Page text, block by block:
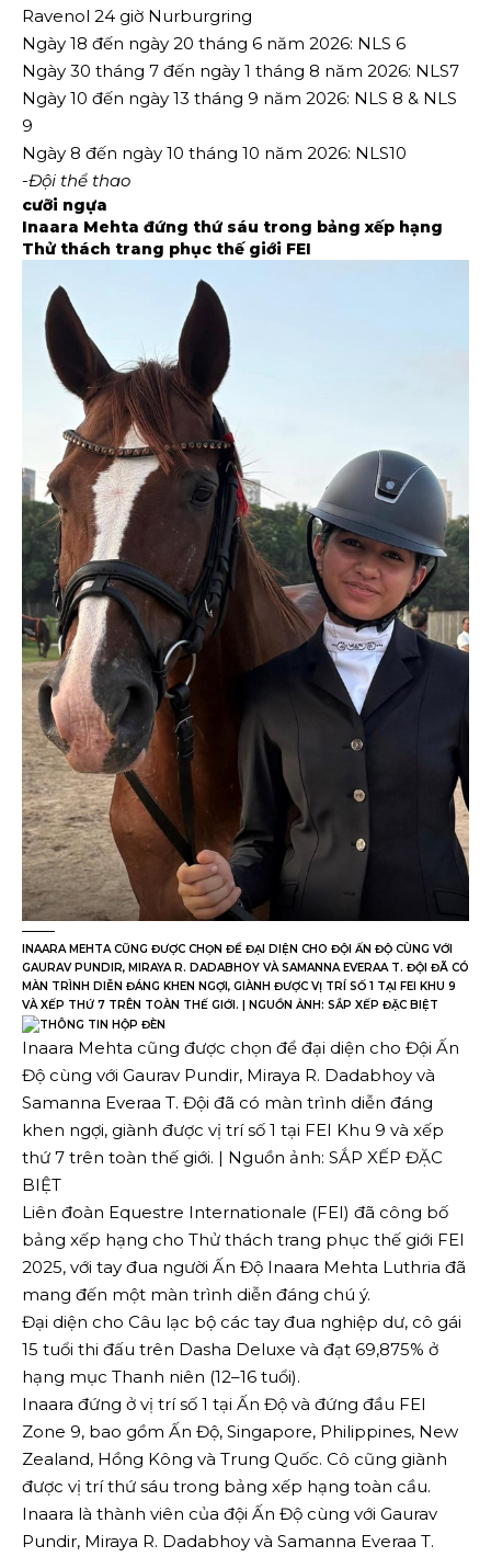
Ravenol 24 giờ Nurburgring
Ngày 18 đến ngày 20 tháng 6 năm 2026: NLS 6
Ngày 30 tháng 7 đến ngày 1 tháng 8 năm 2026: NLS7
Ngày 10 đến ngày 13 tháng 9 năm 2026: NLS 8 & NLS
9
Ngày 8 đến ngày 10 tháng 10 năm 2026: NLS10
-Đội thể thao
cưỡi ngựa
Inaara Mehta đứng thứ sáu trong bảng xếp hạng
Thử thách trang phục thế giới FEI
INAARA MEHTA CŨNG ĐƯỢC CHỌN ĐỂ ĐẠI DIỆN CHO ĐỘI ẤN ĐỘ CÙNG VỚI
GAURAV PUNDIR, MIRAYA R. DADABHOY VÀ SAMANNA EVERAA T. ĐỘI ĐÃ CÓ
MÀN TRÌNH DIỄN ĐÁNG KHEN NGỢI, GIÀNH ĐƯỢC VỊ TRÍ SỐ 1 TẠI FEI KHU 9
VÀ XẾP THỨ 7 TRÊN TOÀN THẾ GIỚI. | NGUỒN ẢNH: SẮP XẾP ĐẶC BIỆT
Inaara Mehta cũng được chọn để đại diện cho Đội Ấn
Độ cùng với Gaurav Pundir, Miraya R. Dadabhoy và
Samanna Everaa T. Đội đã có màn trình diễn đáng
khen ngợi, giành được vị trí số 1 tại FEI Khu 9 và xếp
thứ 7 trên toàn thế giới. | Nguồn ảnh: SẮP XẾP ĐẶC
BIỆT
Liên đoàn Equestre Internationale (FEI) đã công bố
bảng xếp hạng cho Thử thách trang phục thế giới FEI
2025, với tay đua người Ấn Độ Inaara Mehta Luthria đã
mang đến một màn trình diễn đáng chú ý.
Đại diện cho Câu lạc bộ các tay đua nghiệp dư, cô gái
15 tuổi thi đấu trên Dasha Deluxe và đạt 69,875% ở
hạng mục Thanh niên (12–16 tuổi).
Inaara đứng ở vị trí số 1 tại Ấn Độ và đứng đầu FEI
Zone 9, bao gồm Ấn Độ, Singapore, Philippines, New
Zealand, Hồng Kông và Trung Quốc. Cô cũng giành
được vị trí thứ sáu trong bảng xếp hạng toàn cầu.
Inaara là thành viên của đội Ấn Độ cùng với Gaurav
Pundir, Miraya R. Dadabhoy và Samanna Everaa T.